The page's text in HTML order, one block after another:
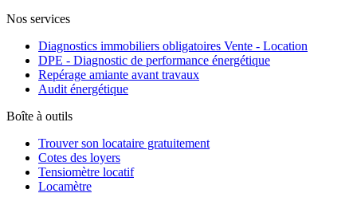
Nos services
Diagnostics immobiliers obligatoires Vente - Location
DPE - Diagnostic de performance énergétique
Repérage amiante avant travaux
Audit énergétique
Boîte à outils
Trouver son locataire gratuitement
Cotes des loyers
Tensiomètre locatif
Locamètre